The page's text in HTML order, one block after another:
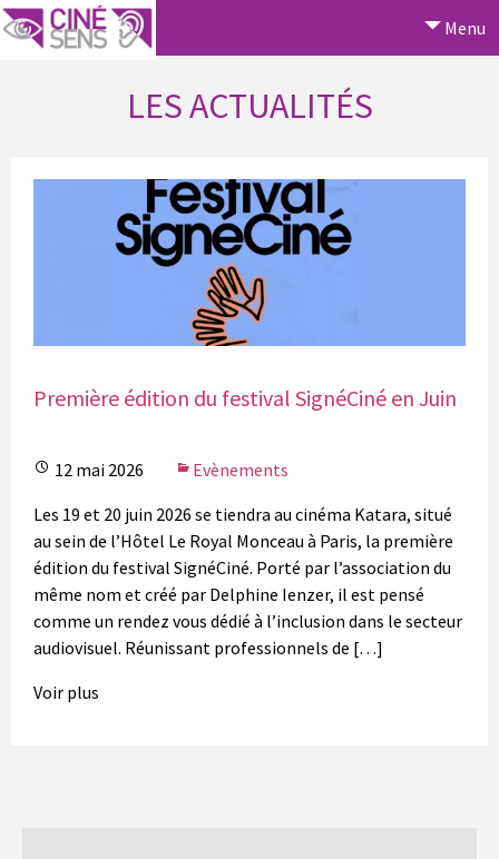
Menu
LES ACTUALITÉS
Première édition du festival SignéCiné en Juin
12 mai 2026
Evènements
Les 19 et 20 juin 2026 se tiendra au cinéma Katara, situé
au sein de l’Hôtel Le Royal Monceau à Paris, la première
édition du festival SignéCiné. Porté par l’association du
même nom et créé par Delphine Ienzer, il est pensé
comme un rendez vous dédié à l’inclusion dans le secteur
audiovisuel. Réunissant professionnels de […]
Voir plus